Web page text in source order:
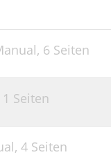
6 Seiten
1 Seiten
4 Seiten